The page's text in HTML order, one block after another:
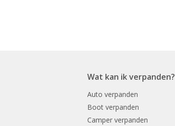
Wat kan ik verpanden?
Auto verpanden
Boot verpanden
Camper verpanden